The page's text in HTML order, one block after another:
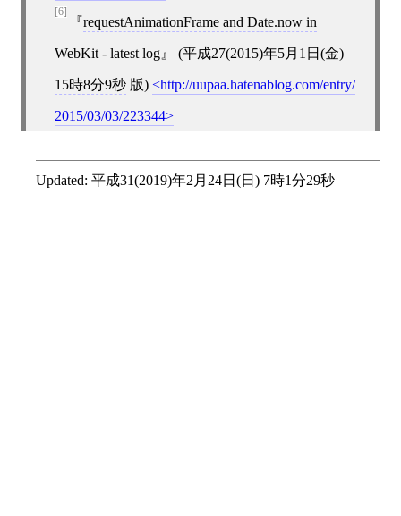
[6]
requestAnimationFrame and Date.now in
WebKit - latest log (平成27(2015)年5月1日(金)
15時8分9秒版) http://uupaa.hatenablog.com/entry/
2015/03/03/223344
Updated: 平成31(2019)年2月24日(日) 7時1分29秒